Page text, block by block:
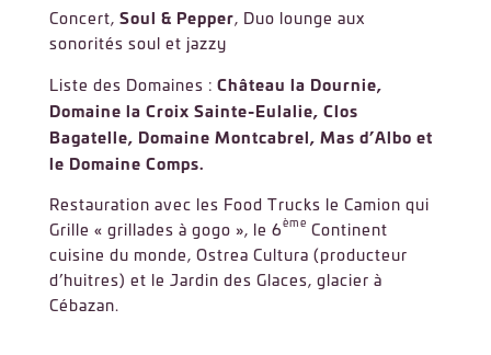
Concert, Soul & Pepper, Duo lounge aux
sonorités soul et jazzy
Liste des Domaines : Château la Dournie,
Domaine la Croix Sainte-Eulalie, Clos
Bagatelle, Domaine Montcabrel, Mas d’Albo et
le Domaine Comps.
Restauration avec les Food Trucks le Camion qui
Grille « grillades à gogo », le 6ème Continent
cuisine du monde, Ostrea Cultura (producteur
d’huitres) et le Jardin des Glaces, glacier à
Cébazan.